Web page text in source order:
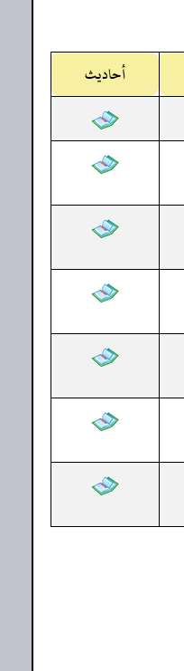
أحاديث